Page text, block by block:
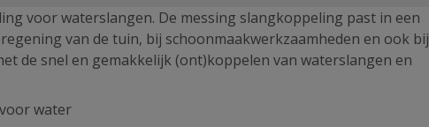
voor waterslangen. De messing slangkoppeling past in een
van de tuin, bij schoonmaakwerkzaamheden en ook bij
de snel en gemakkelijk (ont)koppelen van waterslangen en
water